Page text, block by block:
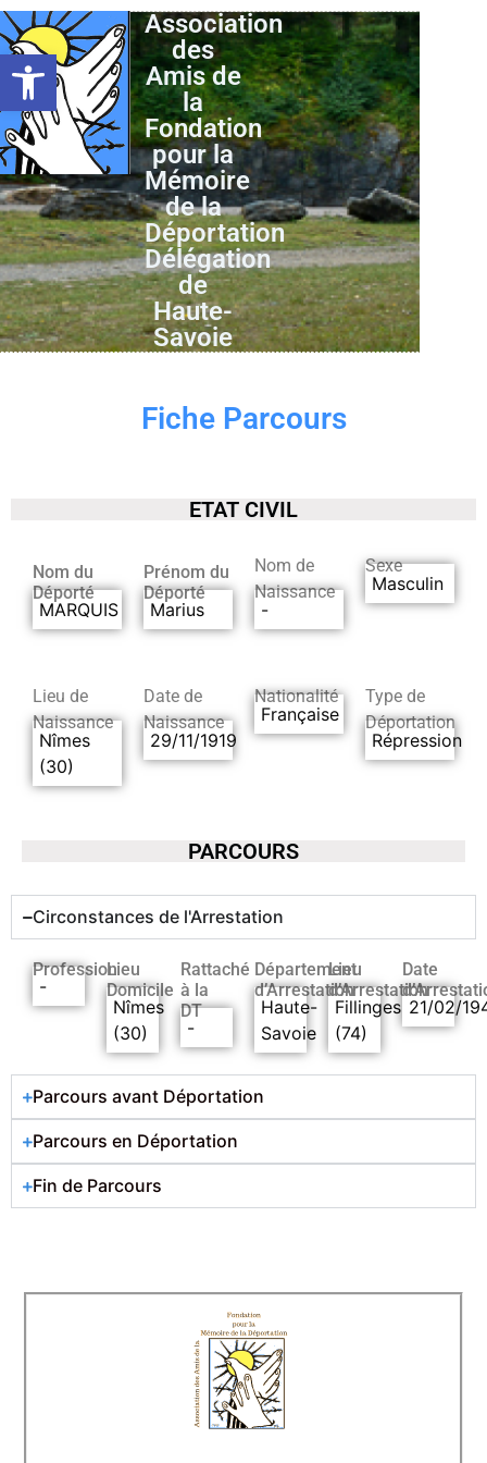
Ouvrir la barre d’outils
Association
des
Amis de
la
Fondation
pour la
Mémoire
de la
Déportation
Délégation
de
Haute-
Savoie
Fiche Parcours
ETAT CIVIL
Nom du
Déporté
MARQUIS
Prénom du
Déporté
Marius
Nom de
Naissance
-
Sexe
Masculin
Lieu de
Naissance
Nîmes
(30)
Date de
Naissance
29/11/1919
Nationalité
Française
Type de
Déportation
Répression
PARCOURS
Circonstances de l'Arrestation
Profession
-
Lieu
Domicile
Nîmes
(30)
Rattaché
à la
DT
-
Département
d’Arrestation
Haute-
Savoie
Lieu
d’Arrestation
Fillinges
(74)
Date
21/02/
Parcours avant Déportation
Parcours en Déportation
Fin de Parcours